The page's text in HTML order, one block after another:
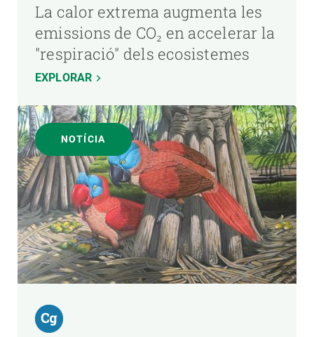
La calor extrema augmenta les
emissions de CO₂ en accelerar la
"respiració" dels ecosistemes
EXPLORAR
NOTÍCIA